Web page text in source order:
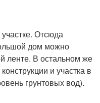
Отсюда
дом можно
ленте. В остальном же
и участка в
грунтовых вод).